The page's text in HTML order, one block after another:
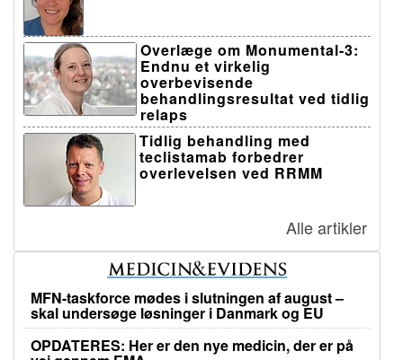
Overlæge om Monumental-3:
Endnu et virkelig
overbevisende
behandlingsresultat ved tidlig
relaps
Tidlig behandling med
teclistamab forbedrer
overlevelsen ved RRMM
Alle artikler
MFN-taskforce mødes i slutningen af august –
skal undersøge løsninger i Danmark og EU
OPDATERES: Her er den nye medicin, der er på